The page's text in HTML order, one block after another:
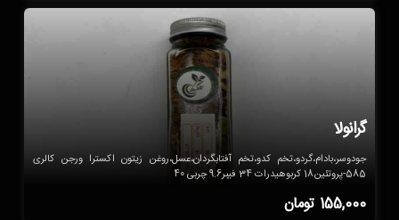
گرانولا
جودوسر،بادام،گردو،تخم کدو،تخم آفتابگردان،عسل،روغن زیتون اکسترا ورجن کالری
585-پروتئین18 کربوهیدرات 34 فیبر9.6 چربی 40
155,000 تومان